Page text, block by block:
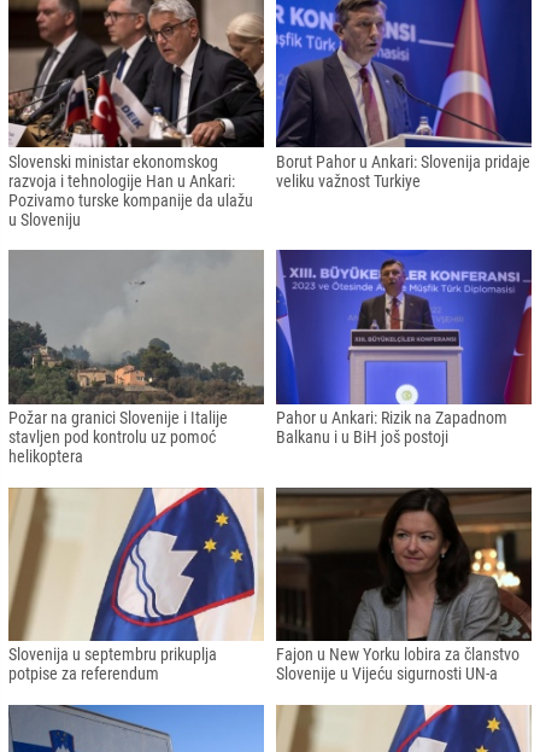
Slovenski ministar ekonomskog
razvoja i tehnologije Han u Ankari:
Pozivamo turske kompanije da ulažu
u Sloveniju
Borut Pahor u Ankari: Slovenija pridaje
veliku važnost Turkiye
Požar na granici Slovenije i Italije
stavljen pod kontrolu uz pomoć
helikoptera
Pahor u Ankari: Rizik na Zapadnom
Balkanu i u BiH još postoji
Slovenija u septembru prikuplja
potpise za referendum
Fajon u New Yorku lobira za članstvo
Slovenije u Vijeću sigurnosti UN-a